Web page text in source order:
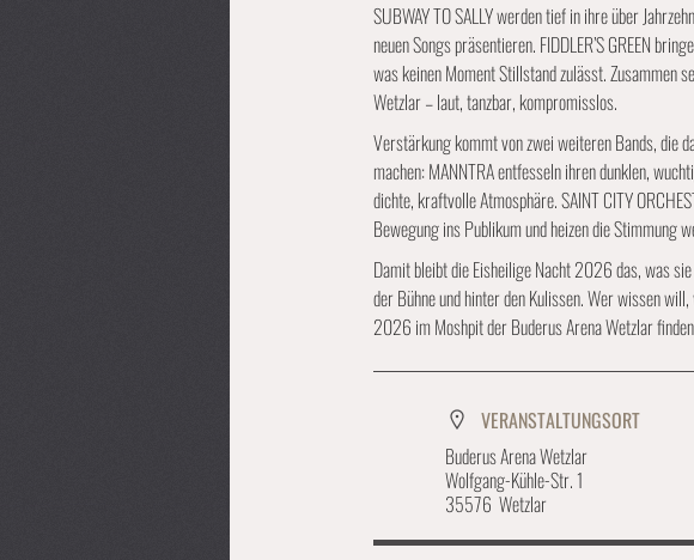
SUBWAY TO SALLY werden tief in ihre über
neuen Songs präsentieren. FIDDLER’S GREEN
was keinen Moment Stillstand zulässt. Zusammen
Wetzlar – laut, tanzbar, kompromisslos.
Verstärkung kommt von zwei weiteren Bands, die
machen: MANNTRA entfesseln ihren dunklen,
dichte, kraftvolle Atmosphäre. SAINT CITY
Bewegung ins Publikum und heizen die Stimmung
Damit bleibt die Eisheilige Nacht 2026 das, was
der Bühne und hinter den Kulissen. Wer wissen
2026 im Moshpit der Buderus Arena Wetzlar
VERANSTALTUNGSORT
Buderus Arena Wetzlar
Wolfgang-Kühle-Str. 1
35576 Wetzlar